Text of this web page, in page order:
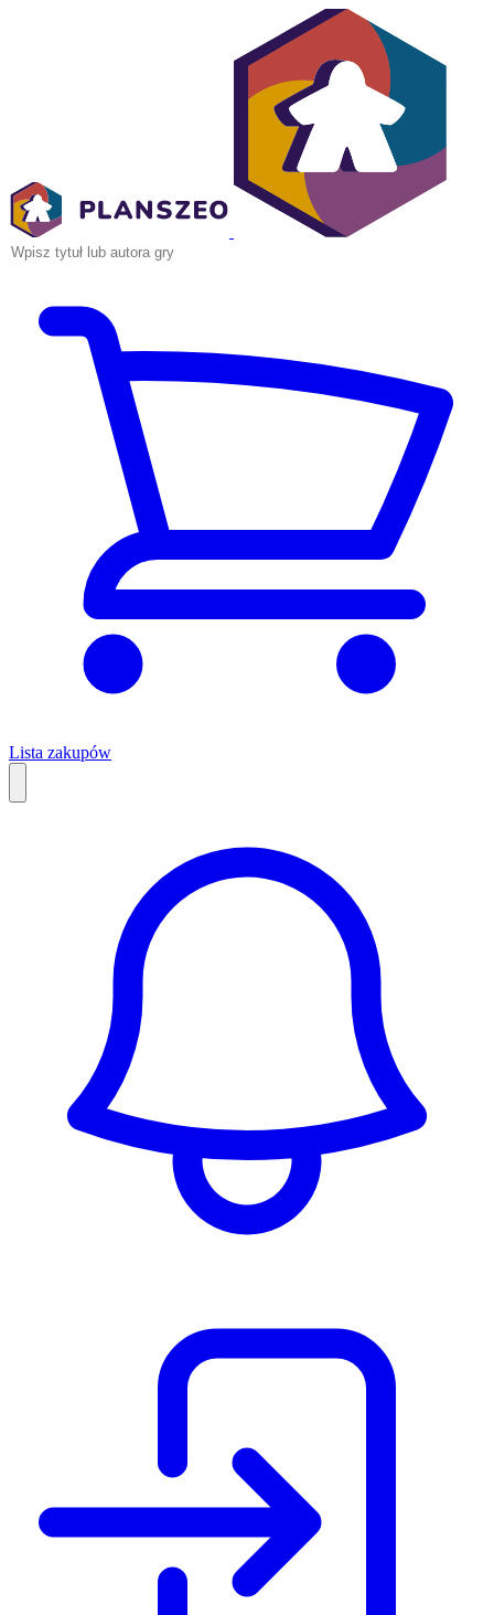
Lista zakupów